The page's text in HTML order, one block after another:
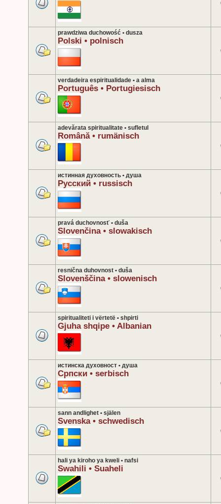
prawdziwa duchowość • dusza
Polski • polnisch
verdadeira espiritualidade • a alma
Português • Portugiesisch
adevărata spiritualitate • sufletul
Română • rumänisch
истинная духовность • душа
Русский • russisch
pravá duchovnosť • duša
Slovenčina • slowakisch
resnična duhovnost • duša
Slovenščina • slowenisch
spiritualiteti i vërtetë • shpirti
Gjuha shqipe • Albanian
истинска духовност • душа
Српски • serbisch
sann andlighet • själen
Svenska • schwedisch
hali ya kiroho ya kweli • nafsi
Swahili • Suaheli